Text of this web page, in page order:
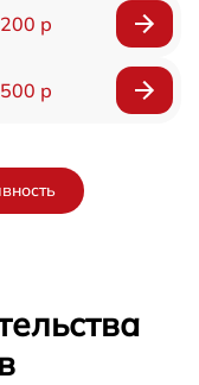
200 р
500 р